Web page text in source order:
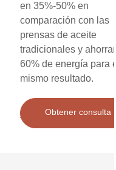
en 35%-50% en
comparación con las
prensas de aceite
tradicionales y ahorrar
60% de energía para el
mismo resultado.
Obtener consulta